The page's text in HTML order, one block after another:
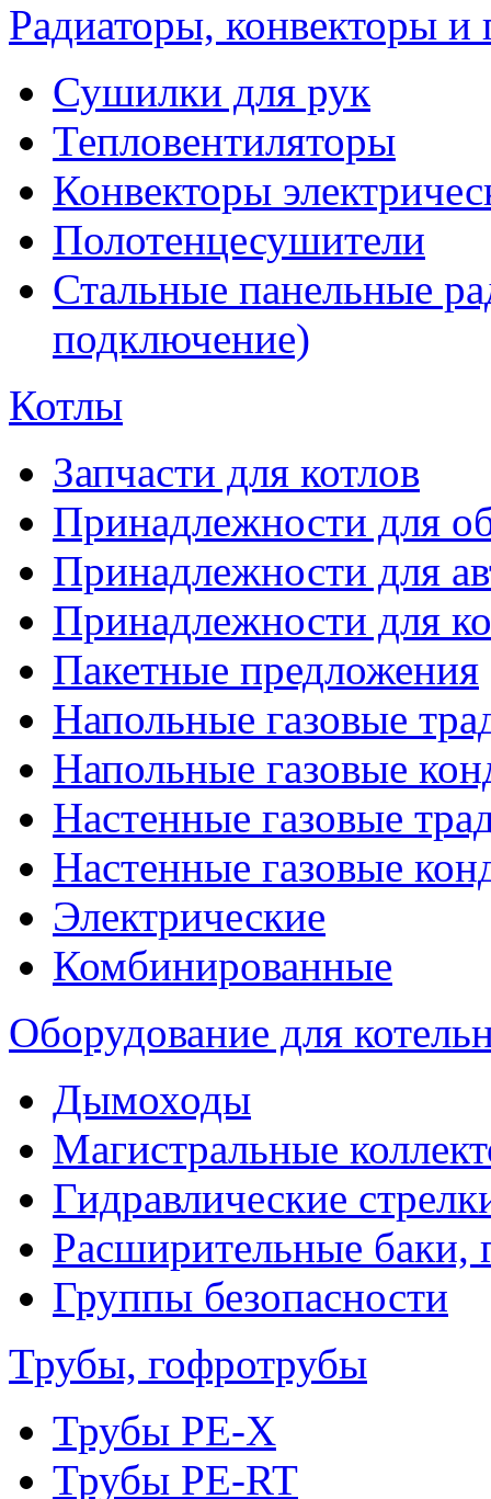
Радиаторы, конвекторы и
Сушилки для рук
Тепловентиляторы
Конвекторы
Полотенцесушители
Стальные панельные
подключение)
Котлы
Запчасти для котлов
Принадлежности для
Принадлежности для
Принадлежности для
Пакетные предложения
Напольные газовые
Напольные газовые
Настенные газовые
Настенные газовые
Электрические
Комбинированные
Оборудование для
Дымоходы
Магистральные
Гидравлические
Расширительные баки,
Группы безопасности
Трубы, гофротрубы
Трубы PE-X
Трубы PE-RT